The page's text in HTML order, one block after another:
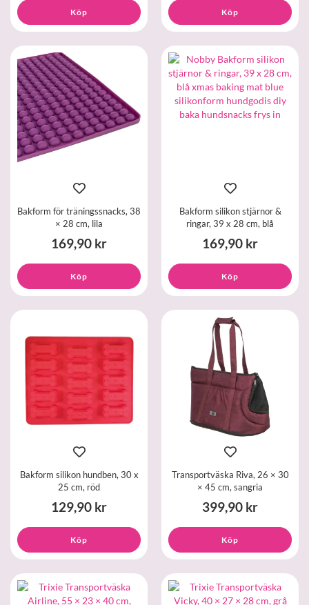
Köp Köp
Bakform för träningssnacks, 38
× 28 cm, lila
169,90 kr
Köp
Bakform silikon stjärnor &
ringar, 39 x 28 cm, blå
169,90 kr
Köp
Bakform silikon hundben, 30 x
25 cm, röd
129,90 kr
Köp
Transportväska Riva, 26 × 30
× 45 cm, sangria
399,90 kr
Köp